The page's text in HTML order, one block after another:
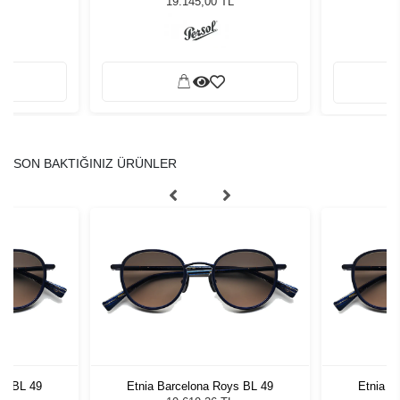
SON BAKTIĞINIZ ÜRÜNLER
BL 49
Etnia Barcelona Roys BL 49
Etnia